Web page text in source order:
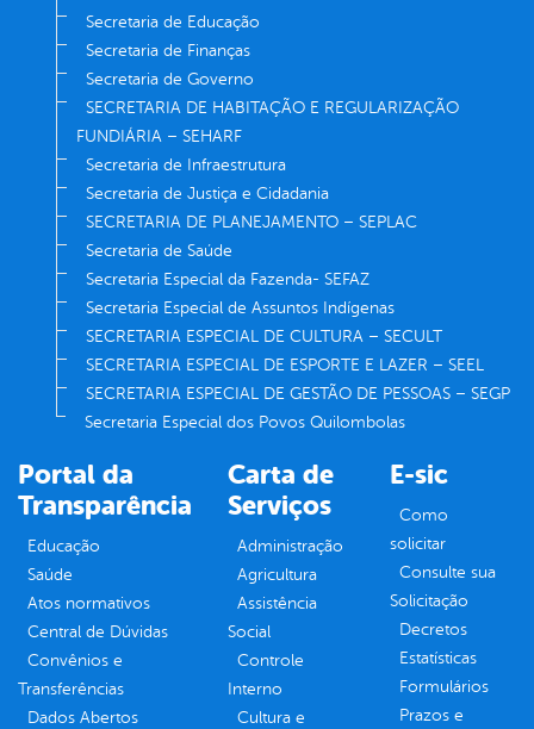
Secretaria de Educação
Secretaria de Finanças
Secretaria de Governo
SECRETARIA DE HABITAÇÃO E REGULARIZAÇÃO
FUNDIÁRIA – SEHARF
Secretaria de Infraestrutura
Secretaria de Justiça e Cidadania
SECRETARIA DE PLANEJAMENTO – SEPLAC
Secretaria de Saúde
Secretaria Especial da Fazenda- SEFAZ
Secretaria Especial de Assuntos Indígenas
SECRETARIA ESPECIAL DE CULTURA – SECULT
SECRETARIA ESPECIAL DE ESPORTE E LAZER – SEEL
SECRETARIA ESPECIAL DE GESTÃO DE PESSOAS – SEGP
Secretaria Especial dos Povos Quilombolas
Portal da
Transparência
Educação
Saúde
Atos normativos
Central de Dúvidas
Convênios e
Transferências
Dados Abertos
Carta de
Serviços
Administração
Agricultura
Assistência
Social
Controle
Interno
Cultura e
E-sic
Como
solicitar
Consulte sua
Solicitação
Decretos
Estatísticas
Formulários
Prazos e